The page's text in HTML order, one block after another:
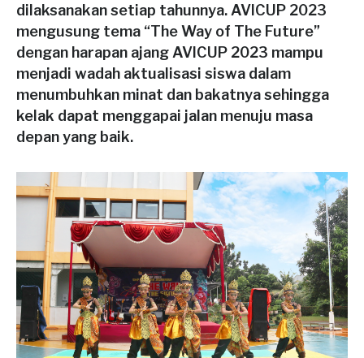
dilaksanakan setiap tahunnya. AVICUP 2023
mengusung tema “The Way of The Future”
dengan harapan ajang AVICUP 2023 mampu
menjadi wadah aktualisasi siswa dalam
menumbuhkan minat dan bakatnya sehingga
kelak dapat menggapai jalan menuju masa
depan yang baik.